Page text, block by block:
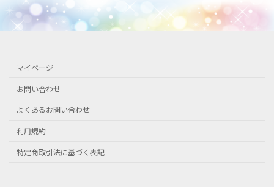
マイページ
お問い合わせ
よくあるお問い合わせ
利用規約
特定商取引法に基づく表記